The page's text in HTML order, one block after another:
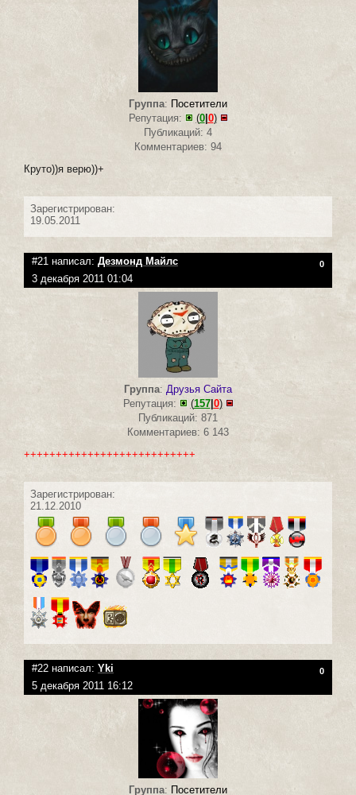
Группа: Посетители
Репутация:
(0|0)
Публикаций: 4
Комментариев: 94
Круто))я верю))+
Зарегистрирован:
19.05.2011
#21 написал: Дезмонд Майлс 0
3 декабря 2011 01:04
Группа: Друзья Сайта
Репутация:
(157|0)
Публикаций: 871
Комментариев: 6 143
+++++++++++++++++++++++++++
Зарегистрирован:
21.12.2010
#22 написал: Yki 0
5 декабря 2011 16:12
Группа: Посетители